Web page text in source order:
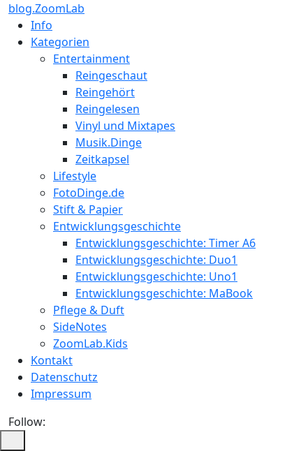
blog.ZoomLab
Info
Kategorien
Entertainment
Reingeschaut
Reingehört
Reingelesen
Vinyl und Mixtapes
Musik.Dinge
Zeitkapsel
Lifestyle
FotoDinge.de
Stift & Papier
Entwicklungsgeschichte
Entwicklungsgeschichte: Timer A6
Entwicklungsgeschichte: Duo1
Entwicklungsgeschichte: Uno1
Entwicklungsgeschichte: MaBook
Pflege & Duft
SideNotes
ZoomLab.Kids
Kontakt
Datenschutz
Impressum
Follow: